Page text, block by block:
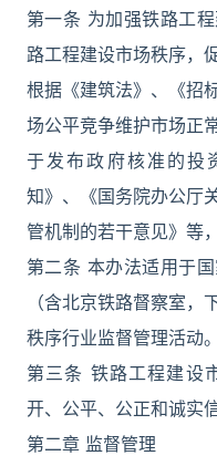
第一条 为加强铁路工
路工程建设市场秩序，
根据《建筑法》、《招
场公平竞争维护市场正
于发布政府核准的投
知》、《国务院办公厅
管机制的若干意见》等
第二条 本办法适用于
（含北京铁路督察室
秩序行业监督管理活动。
第三条 铁路工程建设
开、公平、公正和诚实
第二章 监督管理